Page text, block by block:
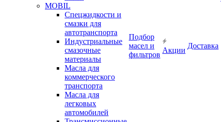
MOBIL
Cпецжидкости и
смазки для
автотранспорта
Индустриальные
смазочные
материалы
Масла для
коммерческого
транспорта
Масла для
легковых
автомобилей
Подбор
масел и
фильтров
Акции
Доставка